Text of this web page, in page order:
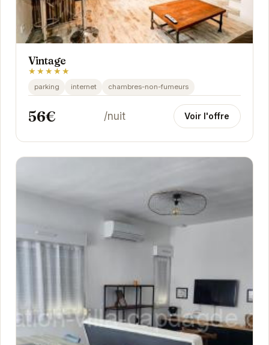
Vintage
★★★★★
parking internet chambres-non-fumeurs
56€ /nuit Voir l'offre